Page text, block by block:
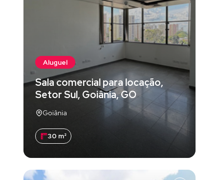
Aluguel
Sala comercial para locação,
Setor Sul, Goiânia, GO
Goiânia
30 m²